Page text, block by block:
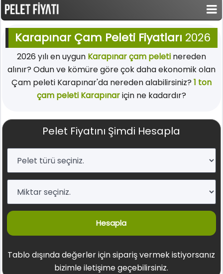
Karapınar Çam Peleti Fiyatları 2026
2026 yılı en uygun Karapınar çam peletinereden
alınır? Odun ve kömüre göre çok daha ekonomik olan
Çam peleti Karapınar'da nereden alabilirsiniz? 1 ton
çam peleti Karapınariçin ne kadardır?
Pelet Fiyatını Şimdi Hesapla
Hesapla
Tablo dışında değerler için sipariş vermek istiyorsanız
bizimle iletişime geçebilirsiniz.